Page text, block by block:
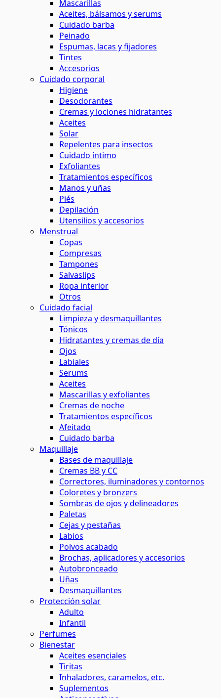
Mascarillas
Aceites, bálsamos y serums
Cuidado barba
Peinado
Espumas, lacas y fijadores
Tintes
Accesorios
Cuidado corporal
Higiene
Desodorantes
Cremas y lociones hidratantes
Aceites
Solar
Repelentes para insectos
Cuidado íntimo
Exfoliantes
Tratamientos específicos
Manos y uñas
Piés
Depilación
Utensilios y accesorios
Menstrual
Copas
Compresas
Tampones
Salvaslips
Ropa interior
Otros
Cuidado facial
Limpieza y desmaquillantes
Tónicos
Hidratantes y cremas de día
Ojos
Labiales
Serums
Aceites
Mascarillas y exfoliantes
Cremas de noche
Tratamientos específicos
Afeitado
Cuidado barba
Maquillaje
Bases de maquillaje
Cremas BB y CC
Correctores, iluminadores y contornos
Coloretes y bronzers
Sombras de ojos y delineadores
Paletas
Cejas y pestañas
Labios
Polvos acabado
Brochas, aplicadores y accesorios
Autobronceado
Uñas
Desmaquillantes
Protección solar
Adulto
Infantil
Perfumes
Bienestar
Aceites esenciales
Tiritas
Inhaladores, caramelos, etc.
Suplementos